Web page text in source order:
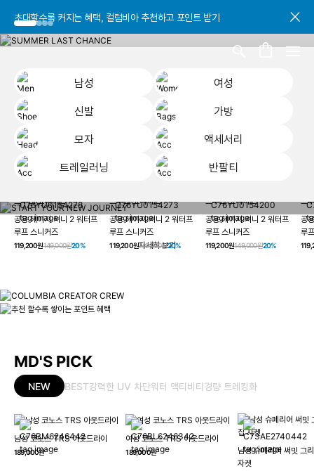
초대할수록 커지는 혜택, 컬럼비아 추천하고 포인트 받기
초대할수록 커지는 혜택, 컬럼비아 추천하고 포인트 받기
초대할수록 커지는 혜택, 컬럼비아 추천하고 포인트 받기
남성
여성
신발
가방
모자
액세서리
트레일러닝
반팔티
START YOUR
헤이지 져니 New 컬러 UP TO 20% OFF
자세히 보기
공용 헤이지 져니 2 워터프
루프 스니커즈
119,200원149,000원20%
공용 헤이지 져니 2 워터프
루프 스니커즈
119,200원149,000원20%
공용 헤이지 져니 2 워터프
루프 스니커즈
119,200원149,000원20%
공
루
MD'S PICK
NEW BEST강력한 UV 차단워터 액티비티경량 트레킹화
남성 코노스 TRS 아웃드라이
189,000원
여성 코노스 TRS 아웃드라이
189,000원
남성 슈페리어 써밋 그
자켓